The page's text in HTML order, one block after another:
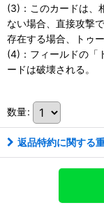
(3)：このカードは、
ない場合、直接攻撃で
存在する場合、トゥ
(4)：フィールドの「
ードは破壊される。
数量:
返品特約に関する